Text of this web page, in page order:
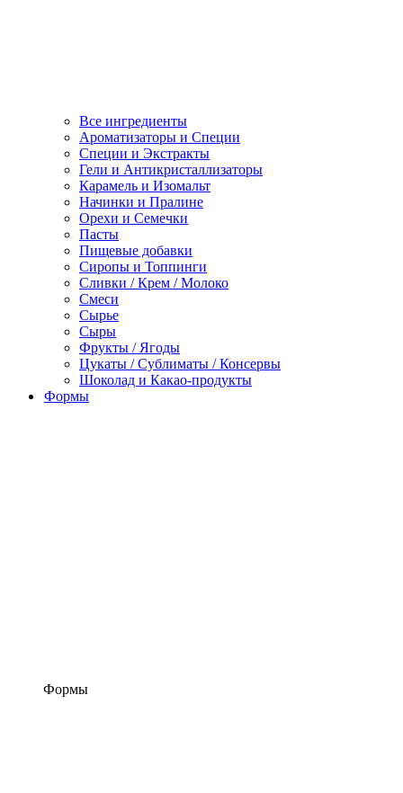
Все ингредиенты
Ароматизаторы и Специи
Специи и Экстракты
Гели и Антикристаллизаторы
Карамель и Изомальт
Начинки и Пралине
Орехи и Семечки
Пасты
Пищевые добавки
Сиропы и Топпинги
Сливки / Крем / Молоко
Смеси
Сырье
Сыры
Фрукты / Ягоды
Цукаты / Сублиматы / Консервы
Шоколад и Какао-продукты
Формы
Формы